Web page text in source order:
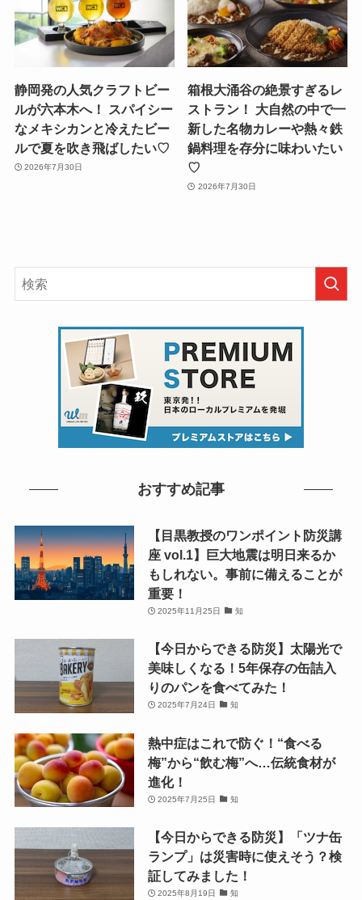
静岡発の人気クラフトビー
ルが六本木へ！ スパイシー
なメキシカンと冷えたビー
ルで夏を吹き飛ばしたい♡
2026年7月30日
箱根大涌谷の絶景すぎるレ
ストラン！ 大自然の中で一
新した名物カレーや熱々鉄
鍋料理を存分に味わいたい
♡
2026年7月30日
おすすめ記事
【目黒教授のワンポイント防災講
座 vol.1】巨大地震は明日来るか
もしれない。事前に備えることが
重要！
2025年11月25日 知
【今日からできる防災】太陽光で
美味しくなる！5年保存の缶詰入
りのパンを食べてみた！
2025年7月24日 知
熱中症はこれで防ぐ！“食べる
梅”から“飲む梅”へ…伝統食材が
進化！
2025年7月25日 知
【今日からできる防災】「ツナ缶
ランプ」は災害時に使えそう？検
証してみました！
2025年8月19日 知